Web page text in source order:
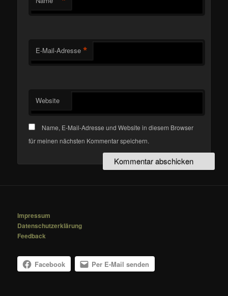
E-Mail-Adresse *
Website
Name, E-Mail-Adresse und Website in diesem Browser
für meinen nächsten Kommentar speichern.
Impressum
Datenschutzerklärung
Feedback
Facebook Per E-Mail senden